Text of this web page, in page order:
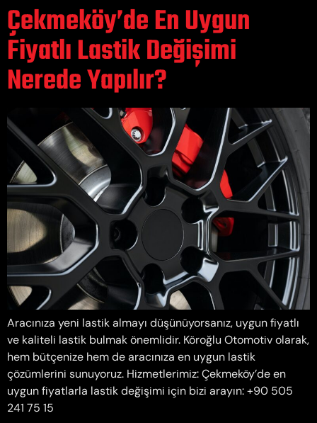
Çekmeköy’de En Uygun
Fiyatlı Lastik Değişimi
Nerede Yapılır?
Aracınıza yeni lastik almayı düşünüyorsanız, uygun fiyatlı
ve kaliteli lastik bulmak önemlidir. Köroğlu Otomotiv olarak,
hem bütçenize hem de aracınıza en uygun lastik
çözümlerini sunuyoruz. Hizmetlerimiz: Çekmeköy’de en
uygun fiyatlarla lastik değişimi için bizi arayın: +90 505
241 75 15